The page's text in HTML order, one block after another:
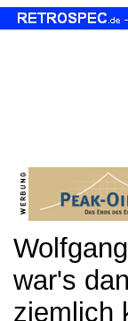
war's
ziemlich